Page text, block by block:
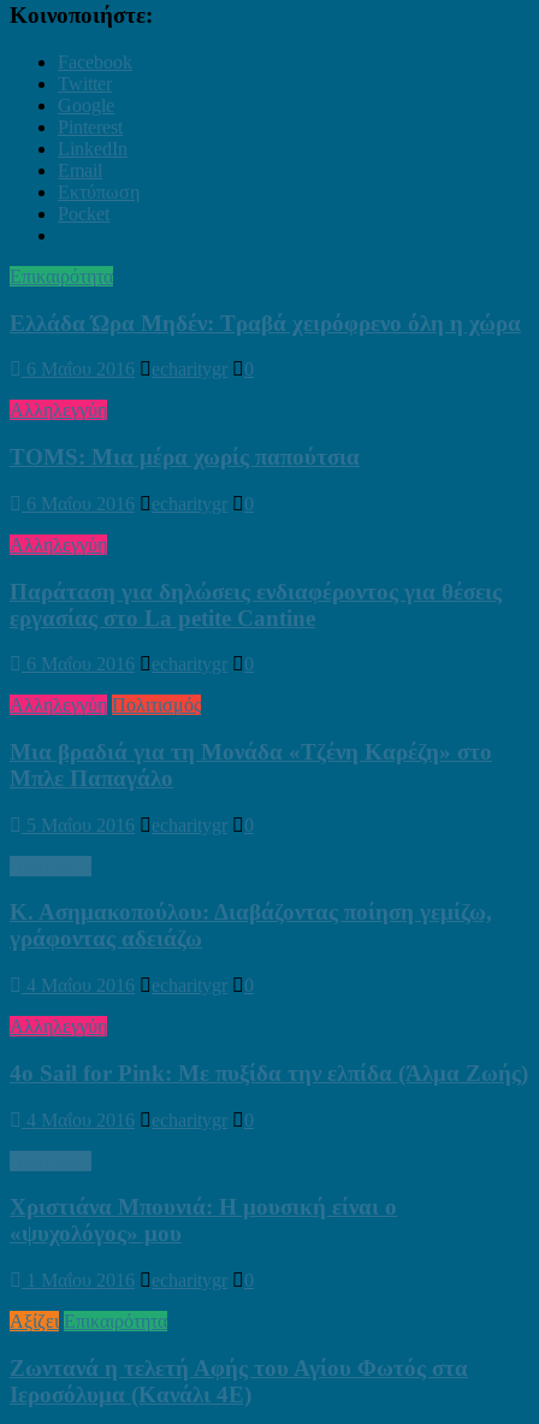
Κοινοποιήστε:
Facebook
Twitter
Google
Pinterest
LinkedIn
Email
Εκτύπωση
Pocket
Επικαιρότητα
Ελλάδα Ώρα Μηδέν: Τραβά χειρόφρενο όλη η χώρα
6 Μαΐου 2016 echaritygr
0
Αλληλεγγύη
TOMS: Μια μέρα χωρίς παπούτσια
6 Μαΐου 2016 echaritygr
0
Αλληλεγγύη
Παράταση για δηλώσεις ενδιαφέροντος για θέσεις
εργασίας στο La petite Cantine
6 Μαΐου 2016 echaritygr
0
Αλληλεγγύη Πολιτισμός
Μια βραδιά για τη Μονάδα «Τζένη Καρέζη» στο
Μπλε Παπαγάλο
5 Μαΐου 2016 echaritygr
0
Κ. Ασημακοπούλου: Διαβάζοντας ποίηση γεμίζω,
γράφοντας αδειάζω
4 Μαΐου 2016 echaritygr
0
Αλληλεγγύη
4ο Sail for Pink: Με πυξίδα την ελπίδα (Άλμα Ζωής)
4 Μαΐου 2016 echaritygr
0
Χριστιάνα Μπουνιά: Η μουσική είναι ο
«ψυχολόγος» μου
1 Μαΐου 2016 echaritygr
0
Αξίζει Επικαιρότητα
Ζωντανά η τελετή Αφής του Αγίου Φωτός στα
Ιεροσόλυμα (Κανάλι 4Ε)